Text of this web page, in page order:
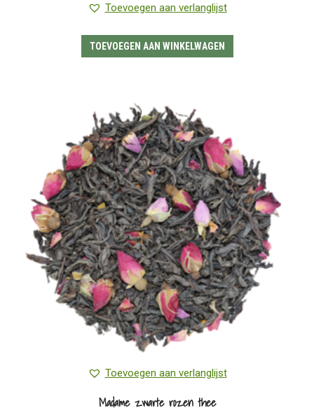
5.00 uit 5
Toevoegen aan verlanglijst
TOEVOEGEN AAN WINKELWAGEN
Toevoegen aan verlanglijst
Madame zwarte rozen thee